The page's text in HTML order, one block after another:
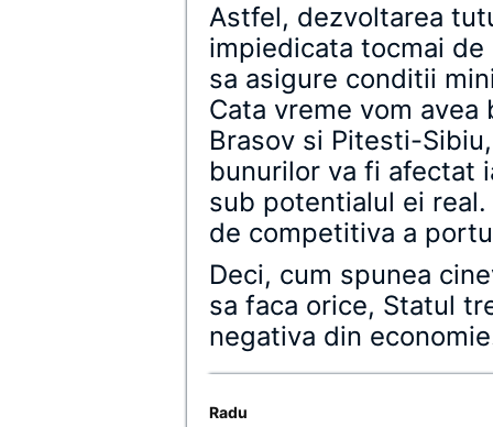
Astfel, dezvoltarea
impiedicata tocmai
sa asigure conditii
Cata vreme vom
Brasov si Pitesti-
bunurilor va fi afectat
sub potentialul ei
de competitiva a
Deci, cum spunea
sa faca orice, Statul
negativa din
Radu